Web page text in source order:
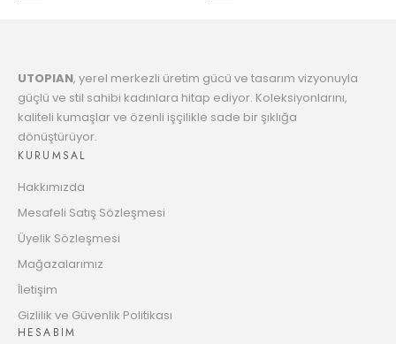
8
Taksit
2036.79 TL
Taksit
12
UTOPIAN, yerel merkezli üretim gücü ve tasarım vizyonuyla
güçlü ve stil sahibi kadınlara hitap ediyor. Koleksiyonlarını,
kaliteli kumaşlar ve özenli işçilikle sade bir şıklığa
dönüştürüyor.
KURUMSAL
Hakkımızda
Mesafeli Satış Sözleşmesi
Üyelik Sözleşmesi
Mağazalarımız
İletişim
Gizlilik ve Güvenlik Politikası
HESABIM